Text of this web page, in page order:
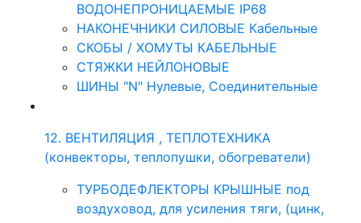
ВОДОНЕПРОНИЦАЕМЫЕ IP68
НАКОНЕЧНИКИ СИЛОВЫЕ Кабельные
СКОБЫ / ХОМУТЫ КАБЕЛЬНЫЕ
СТЯЖКИ НЕЙЛОНОВЫЕ
ШИНЫ "N" Нулевые, Соединительные
12. ВЕНТИЛЯЦИЯ , ТЕПЛОТЕХНИКА
(конвекторы, теплопушки, обогреватели)
ТУРБОДЕФЛЕКТОРЫ КРЫШНЫЕ под
воздуховод, для усиления тяги, (цинк,